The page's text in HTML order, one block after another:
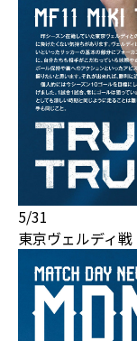
5/31
東京ヴェルディ戦